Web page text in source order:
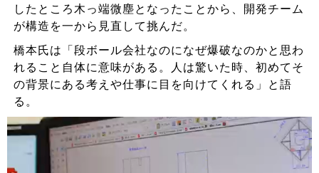
したところ木っ端微塵となったことから、開発チーム
が構造を一から見直して挑んだ。
橋本氏は「段ボール会社なのになぜ爆破なのかと思わ
れること自体に意味がある。人は驚いた時、初めてそ
の背景にある考えや仕事に目を向けてくれる」と語
る。